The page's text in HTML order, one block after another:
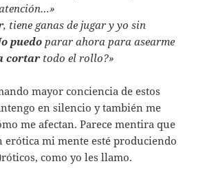
, tiene ganas de jugar y yo sin
puedo parar ahora para asearme
cortartodo el rollo?»
mayor conciencia de estos
en silencio y también me
me afectan. Parece mentira que
erótica mi mente esté produciendo
como yo les llamo.